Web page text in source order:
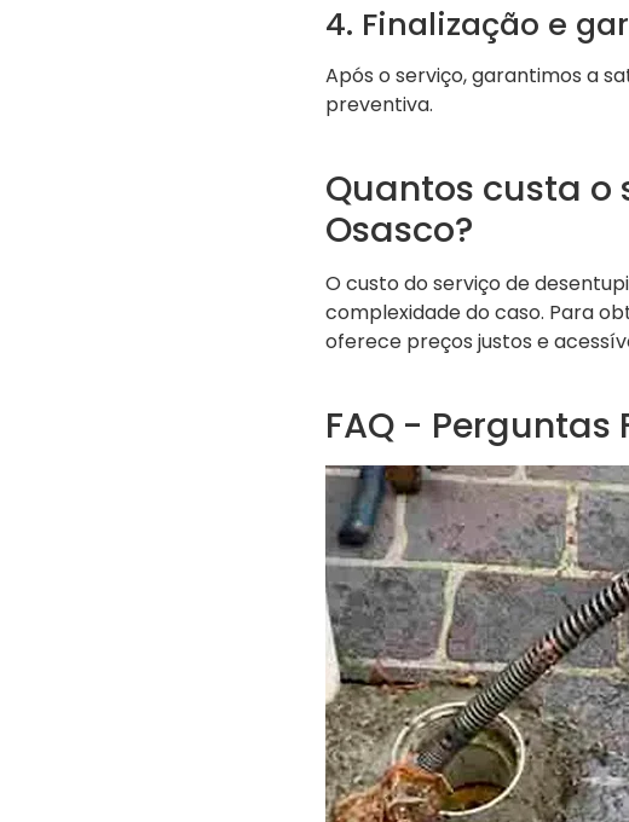
4. Finalização e
Após o serviço, garantimos a
preventiva.
Quantos custa o
Osasco?
O custo do serviço de
complexidade do caso. Para
oferece preços justos e
FAQ - Perguntas